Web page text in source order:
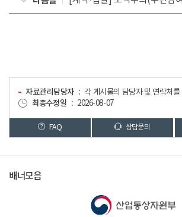
자료관리담당자
각 게시물의 담당자 및 연락처를
최종수정일
2026-08-07
FAQ 상담문의
배너모음